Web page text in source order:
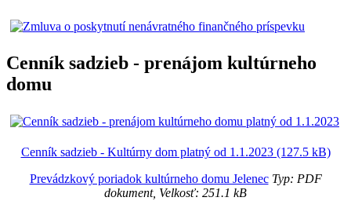
Cenník sadzieb - prenájom kultúrneho
domu
Cenník sadzieb - Kultúrny dom platný od 1.1.2023 (127.5 kB)
Prevádzkový poriadok kultúrneho domu JelenecTyp: PDF
dokument, Velkosť: 251.1 kB